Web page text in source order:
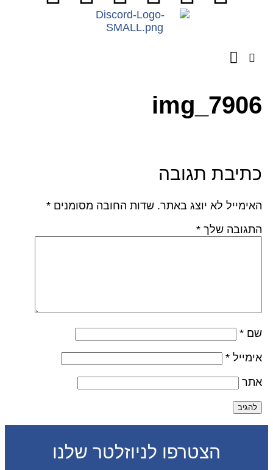
תגובה
לא יוצג באתר. שדות החובה מסומנים*
שלך*
*
*
הצטרפו לניוזלטר שלנו